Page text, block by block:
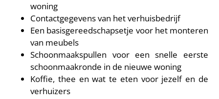
woning
Contactgegevens van het verhuisbedrijf
Een basisgereedschapsetje voor het monteren
van meubels
Schoonmaakspullen voor een snelle eerste
schoonmaakronde in de nieuwe woning
Koffie, thee en wat te eten voor jezelf en de
verhuizers